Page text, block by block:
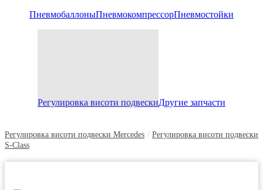
ПневмобаллоныПневмокомпрессорПневмостойки
Регулировка висоти подвескиДругие запчасти
Регулировка висоти подвески Mercedes / Регулировка висоти подвески
S-Class